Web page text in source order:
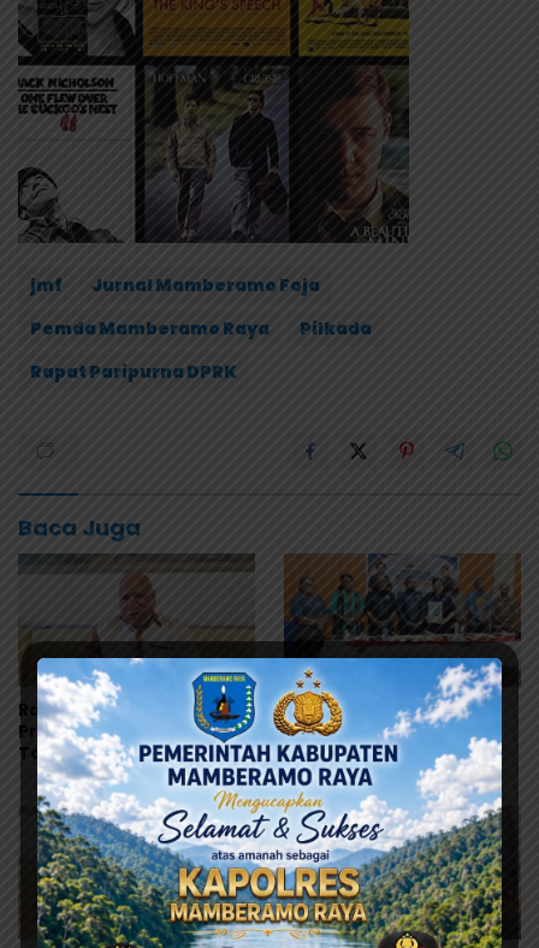
jmf
Jurnal Mamberamo Foja
Pemda Mamberamo Raya
Pilkada
Rapat Paripurna DPRK
Baca Juga
Ramses Wally Minta
Program MBG Dievaluasi
Total, Usul Dana
Langsung Dikelola
Sekolah
Terima Pokok Pikiran
MRP, Tonny Tesar Janji
Kawal Kepastian
Anggaran Lembaga